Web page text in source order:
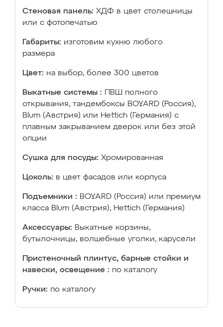
Стеновая панель: ХДФ в цвет столешницы
или с фотопечатью
Габариты: изготовим кухню любого
размера
Цвет: на выбор, более 300 цветов
Выкатные системы :
ПВШ полного
открывания, тандембоксы BOYARD (Россия),
Blum (Австрия) или Hettich (Германия) с
плавным закрыванием дверок или без этой
опции
Сушка для посуды: Хромированная
Цоколь: в цвет фасадов или корпуса
Подъемники : BOYARD (Россия) или премиум
класса Blum (Австрия), Hettich (Германия)
Аксессуары: Выкатные корзины,
бутылочницы, волшебные уголки, карусели
Пристеночный плинтус, барные стойки и
навески, освещение : по каталогу
Ручки: по каталогу